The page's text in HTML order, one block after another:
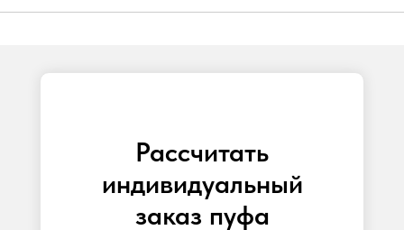
Рассчитать
индивидуальный
заказ пуфа